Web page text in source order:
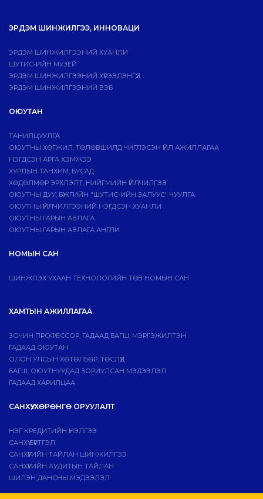
ЭРДЭМ ШИНЖИЛГЭЭ, ИННОВАЦИ
ЭРДЭМ ШИНЖИЛГЭЭНИЙ ХУАНЛИ
ШУТИС-ИЙН МУЗЕЙ
ЭРДЭМ ШИНЖИЛГЭЭНИЙ ХҮРЭЭЛЭНГҮҮД
ЭРДЭМ ШИНЖИЛГЭЭНИЙ ВЭБ
ОЮУТАН
ТАНИЛЦУУЛГА
ОЮУТНЫ ХӨГЖИЛ, ТӨЛӨВШИЛД ЧИГЛЭСЭН ҮЙЛ АЖИЛЛАГАА
НЭГДСЭН АРГА ХЭМЖЭЭ
ХУРЛЫН ТАНХИМ, БУСАД
ХӨДӨЛМӨР ЭРХЛЭЛТ, НИЙГМИЙН ҮЙЛЧИЛГЭЭ
ОЮУТНЫ ДУУ, БҮЖГИЙН "ШУТИС-ИЙН ЗАЛУУС" ЧУУЛГА
ОЮУТНЫ ҮЙЛЧИЛГЭЭНИЙ НЭГДСЭН ХУАНЛИ
ОЮУТНЫ ГАРЫН АВЛАГА
ОЮУТНЫ ГАРЫН АВЛАГА АНГЛИ
НОМЫН САН
ШИНЖЛЭХ УХААН ТЕХНОЛОГИЙН ТӨВ НОМЫН САН
ХАМТЫН АЖИЛЛАГАА
ЗОЧИН ПРОФЕССОР, ГАДААД БАГШ, МЭРГЭЖИЛТЭН
ГАДААД ОЮУТАН
ОЛОН УЛСЫН ХӨТӨЛБӨР, ТӨСЛҮҮД
БАГШ, ОЮУТНУУДАД ЗОРИУЛСАН МЭДЭЭЛЭЛ
ГАДААД ХАРИЛЦАА
САНХҮҮ, ХӨРӨНГӨ ОРУУЛАЛТ
НЭГ КРЕДИТИЙН ҮНЭЛГЭЭ
САНХҮҮ БҮРТГЭЛ
САНХҮҮГИЙН ТАЙЛАН ШИНЖИЛГЭЭ
САНХҮҮГИЙН АУДИТЫН ТАЙЛАН
ШИЛЭН ДАНСНЫ МЭДЭЭЛЭЛ